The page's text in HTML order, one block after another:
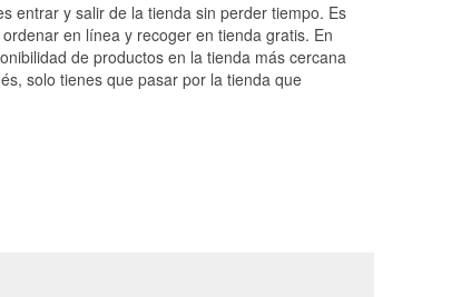
entrar y salir de la tienda sin perder tiempo. Es
en línea y recoger en tienda gratis. En
de productos en la tienda más cercana
solo tienes que pasar por la tienda que